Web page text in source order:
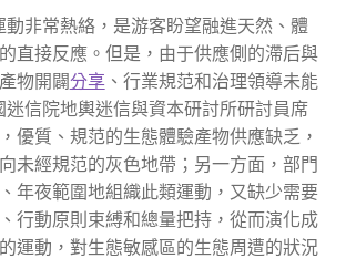
動非常熱絡，是游客盼望融進天然、體
直接反應。但是，由于供應側的滯后與
物開闢分享、行業規范和治理領導未能
迷信院地輿迷信與資本研討所研討員席
優質、規范的生態體驗產物供應缺乏，
未經規范的灰色地帶；另一方面，部門
年夜範圍地組織此類運動，又缺少需要
行動原則束縛和總量把持，從而演化成
的運動，對生態敏感區的生態周遭的狀況